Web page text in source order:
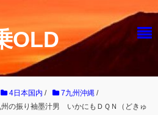
OLD
4日本国内 / 7九州沖縄 /
の振り袖墨汁男 いかにもＤＱＮ（どきゅ